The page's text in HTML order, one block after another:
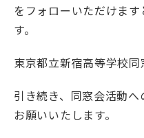
をフォローいただけます
す。
東京都立新宿高等学校
引き続き、同窓会活動
お願いいたします。